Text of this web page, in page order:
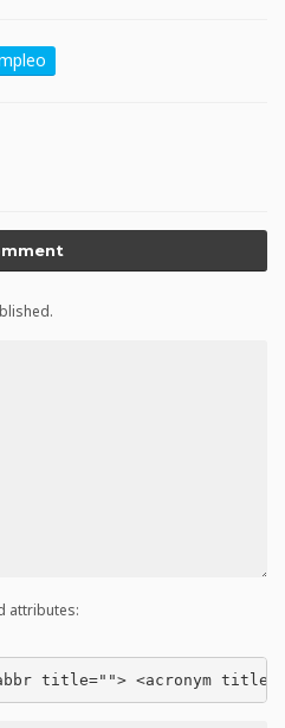
attributes:
title=""> <acronym